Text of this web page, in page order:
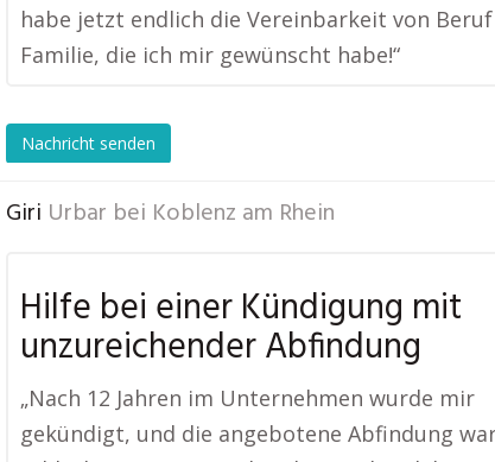
habe jetzt endlich die Vereinbarkeit von
Familie, die ich mir gewünscht habe!“
Nachricht senden
Giri Urbar bei Koblenz am Rhein
Hilfe bei einer Kündigung mit
unzureichender Abfindung
„Nach 12 Jahren im Unternehmen wurde mir
gekündigt, und die angebotene Abfindung